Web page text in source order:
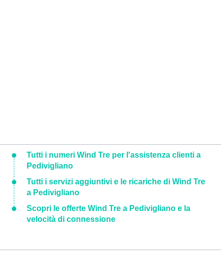
Tutti i numeri Wind Tre per l'assistenza clienti a
Pedivigliano
Tutti i servizi aggiuntivi e le ricariche di Wind Tre
a Pedivigliano
Scopri le offerte Wind Tre a Pedivigliano e la
velocità di connessione